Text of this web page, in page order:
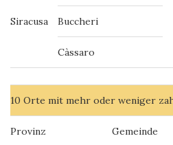
Siracusa Buccheri
Càssaro
10 Orte mit mehr oder weniger
Provinz Gemeinde